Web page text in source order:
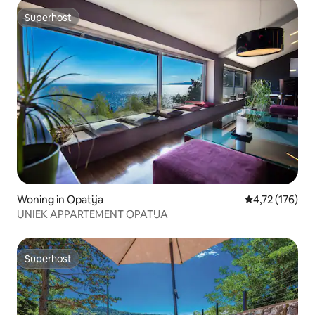
Superhost
Superhost
Woning in Opatija Gemiddelde
4,72 (176)
UNIEK APPARTEMENT OPATIJA
Superhost
Superhost